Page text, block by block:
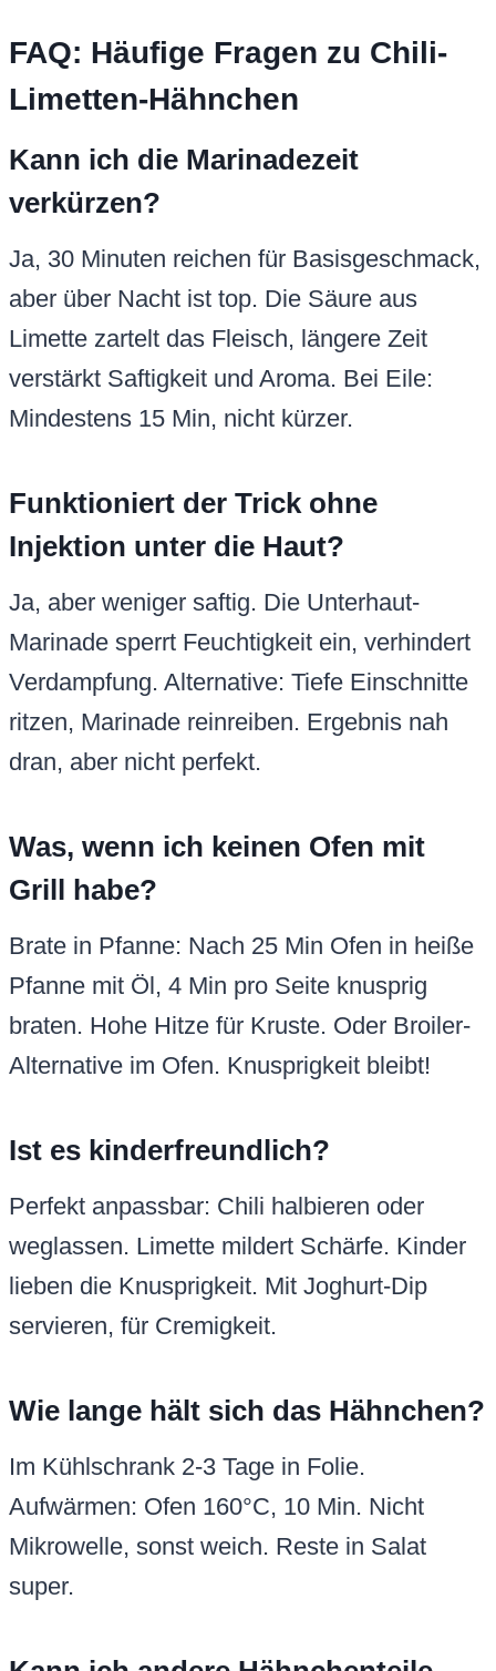
FAQ: Häufige Fragen zu Chili-
Limetten-Hähnchen
Kann ich die Marinadezeit
verkürzen?
Ja, 30 Minuten reichen für Basisgeschmack,
aber über Nacht ist top. Die Säure aus
Limette zartelt das Fleisch, längere Zeit
verstärkt Saftigkeit und Aroma. Bei Eile:
Mindestens 15 Min, nicht kürzer.
Funktioniert der Trick ohne
Injektion unter die Haut?
Ja, aber weniger saftig. Die Unterhaut-
Marinade sperrt Feuchtigkeit ein, verhindert
Verdampfung. Alternative: Tiefe Einschnitte
ritzen, Marinade reinreiben. Ergebnis nah
dran, aber nicht perfekt.
Was, wenn ich keinen Ofen mit
Grill habe?
Brate in Pfanne: Nach 25 Min Ofen in heiße
Pfanne mit Öl, 4 Min pro Seite knusprig
braten. Hohe Hitze für Kruste. Oder Broiler-
Alternative im Ofen. Knusprigkeit bleibt!
Ist es kinderfreundlich?
Perfekt anpassbar: Chili halbieren oder
weglassen. Limette mildert Schärfe. Kinder
lieben die Knusprigkeit. Mit Joghurt-Dip
servieren, für Cremigkeit.
Wie lange hält sich das Hähnchen?
Im Kühlschrank 2-3 Tage in Folie.
Aufwärmen: Ofen 160°C, 10 Min. Nicht
Mikrowelle, sonst weich. Reste in Salat
super.